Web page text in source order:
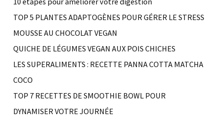
TOP 5 PLANTES ADAPTOGÈNES POUR GÉRER LE STRESS
MOUSSE AU CHOCOLAT VEGAN
QUICHE DE LÉGUMES VEGAN AUX POIS CHICHES
LES SUPERALIMENTS : RECETTE PANNA COTTA MATCHA
COCO
TOP 7 RECETTES DE SMOOTHIE BOWL POUR
DYNAMISER VOTRE JOURNÉE